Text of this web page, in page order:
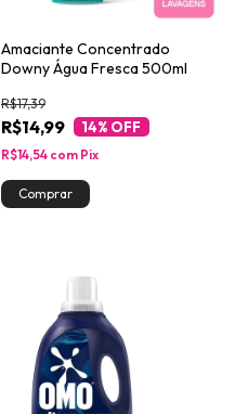
Amaciante Concentrado
Downy Água Fresca 500ml
R$14,99
R$17,39
14% OFF
R$14,54 com Pix